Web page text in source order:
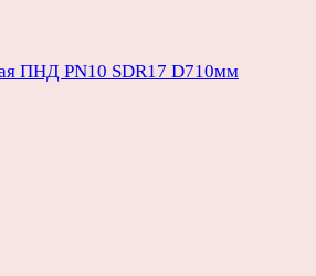
ПНД PN10 SDR17 D710мм